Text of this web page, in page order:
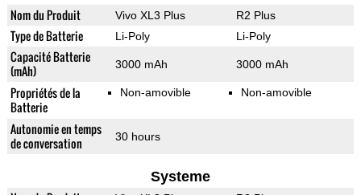
Nom du Produit Vivo XL3 Plus R2 Plus
Type de Batterie Li-Poly Li-Poly
Capacité Batterie
(mAh)
3000 mAh 3000 mAh
Propriétés de la
Batterie
Non-amovible Non-amovible
Autonomie en temps
de conversation
30 hours
Systeme